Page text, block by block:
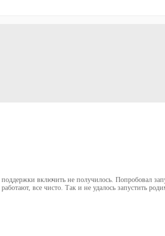
включить не получилось. Попробовал
все чисто. Так и не удалось запустить